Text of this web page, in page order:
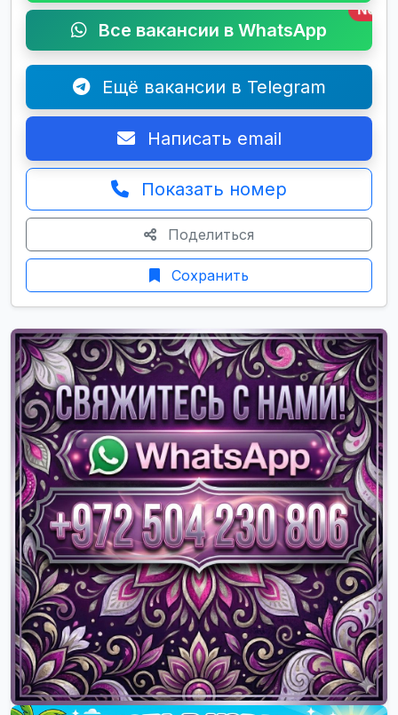
Все вакансии в WhatsApp
New
Ещё вакансии в Telegram
Написать email
Показать номер
Поделиться
Сохранить